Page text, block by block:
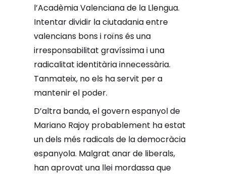
l’Acadèmia Valenciana de la Llengua.
Intentar dividir la ciutadania entre
valencians bons i roïns és una
irresponsabilitat gravíssima i una
radicalitat identitària innecessària.
Tanmateix, no els ha servit per a
mantenir el poder.
D’altra banda, el govern espanyol de
Mariano Rajoy probablement ha estat
un dels més radicals de la democràcia
espanyola. Malgrat anar de liberals,
han aprovat una llei mordassa que